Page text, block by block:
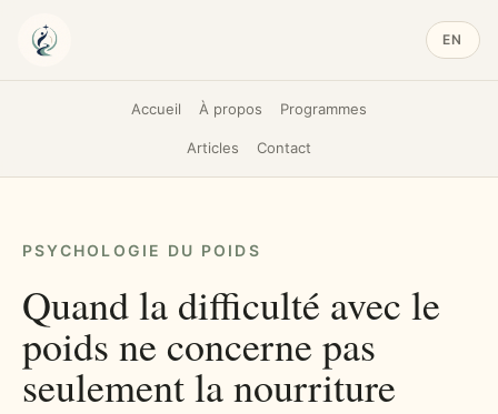
EN
Accueil À propos Programmes
Articles Contact
PSYCHOLOGIE DU POIDS
Quand la difficulté avec le
poids ne concerne pas
seulement la nourriture